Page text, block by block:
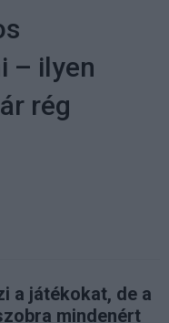
– ilyen
rég
a játékokat, de a
mindenért